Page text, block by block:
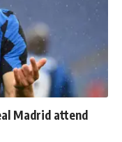
Madrid attend